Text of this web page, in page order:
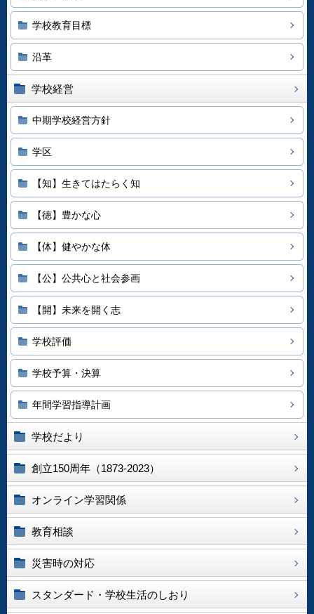
学校教育目標
沿革
学校経営
中期学校経営方針
学区
【知】生きてはたらく知
【徳】豊かな心
【体】健やかな体
【公】公共心と社会参画
【開】未来を開く志
学校評価
学校予算・決算
年間学習指導計画
学校だより
創立150周年（1873-2023）
オンライン学習関係
教育相談
災害時の対応
スタンダード・学校生活のしおり